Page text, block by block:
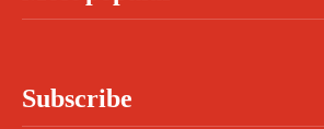
Subscribe